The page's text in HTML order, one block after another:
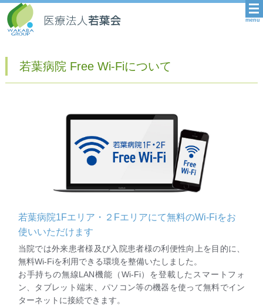
menu
若葉病院 Free Wi-Fiについて
若葉病院1Fエリア・２Fエリアにて無料のWi-Fiをお
使いいただけます
当院では外来患者様及び入院患者様の利便性向上を目的に、
無料Wi-Fiを利用できる環境を整備いたしました。
お手持ちの無線LAN機能（Wi-Fi）を登載したスマートフォ
ン、タブレット端末、パソコン等の機器を使って無料でイン
ターネットに接続できます。